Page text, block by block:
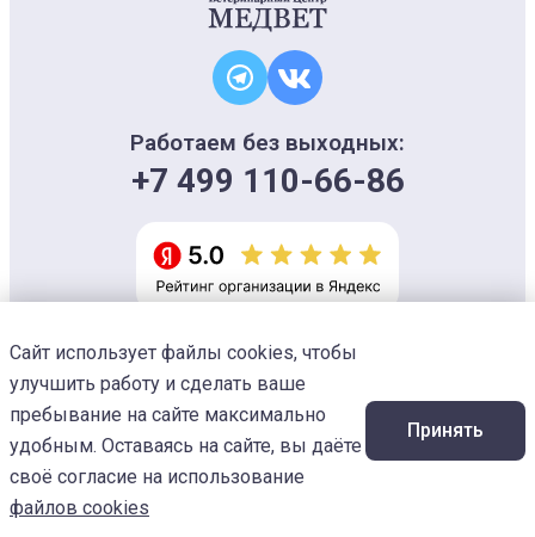
Работаем без выходных:
+7 499 110-66-86
Информация на сайте носит ознакомительный характер и не является
офертой, не может использоваться для постановки диагноза и плана
лечения
Изображения предоставленыDesigned by Freepik
© 2026 Ветеринарный центр «МЕДВЕТ»
Сайт использует файлы cookies, чтобы
улучшить работу и сделать ваше
пребывание на сайте максимально
удобным. Оставаясь на сайте, вы даёте
своё согласие на использование
файлов cookies
Принять